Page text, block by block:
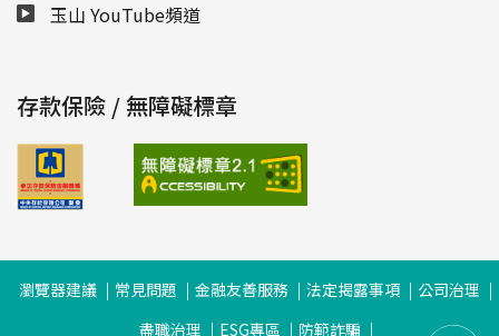
玉山 YouTube頻道
存款保險 / 無障礙標章
瀏覽器建議 常見問題 金融友善服務 法定揭露事項
公司治理
盡職治理
ESG專區 防範詐騙